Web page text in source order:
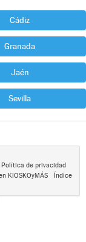
Cádiz
Granada
Jaén
Sevilla
Política de privacidad
KIOSKOyMÁS
Índice